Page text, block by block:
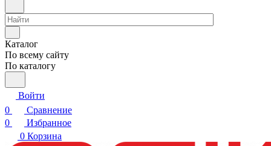
Каталог
По всему сайту
По каталогу
Войти
0
Сравнение
0
Избранное
0 Корзина